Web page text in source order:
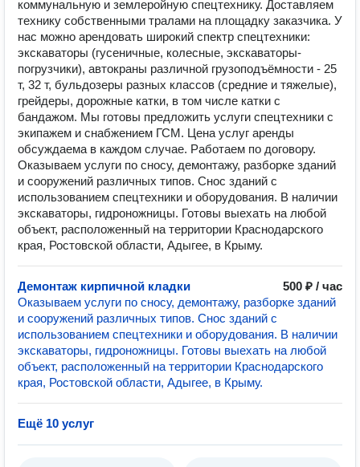
коммунальную и землеройную спецтехнику. Доставляем
технику собственными тралами на площадку заказчика. У
нас можно арендовать широкий спектр спецтехники:
экскаваторы (гусеничные, колесные, экскаваторы-
погрузчики), автокраны различной грузоподъёмности - 25
т, 32 т, бульдозеры разных классов (средние и тяжелые),
грейдеры, дорожные катки, в том числе катки с
бандажом. Мы готовы предложить услуги спецтехники с
экипажем и снабжением ГСМ. Цена услуг аренды
обсуждаема в каждом случае. Работаем по договору.
Оказываем услуги по сносу, демонтажу, разборке зданий
и сооружений различных типов. Снос зданий с
использованием спецтехники и оборудования. В наличии
экскаваторы, гидроножницы. Готовы выехать на любой
объект, расположенный на территории Краснодарского
края, Ростовской области, Адыгее, в Крыму.
Демонтаж кирпичной кладки
500 ₽ / час
Оказываем услуги по сносу, демонтажу, разборке зданий
и сооружений различных типов. Снос зданий с
использованием спецтехники и оборудования. В наличии
экскаваторы, гидроножницы. Готовы выехать на любой
объект, расположенный на территории Краснодарского
края, Ростовской области, Адыгее, в Крыму.
Ещё 10 услуг